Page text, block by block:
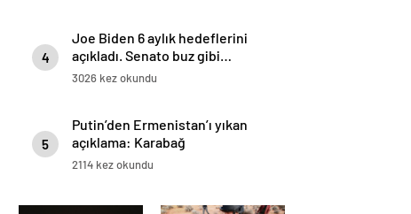
4
Joe Biden 6 aylık hedeflerini
açıkladı. Senato buz gibi…
3026 kez okundu
5
Putin’den Ermenistan’ı yıkan
açıklama: Karabağ
Azerbaycan’ın ayrılmaz bir
2114 kez okundu